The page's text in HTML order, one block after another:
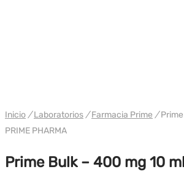
Inicio / Laboratorios / Farmacia Prime /Prime
PRIME PHARMA
Prime Bulk – 400 mg 10